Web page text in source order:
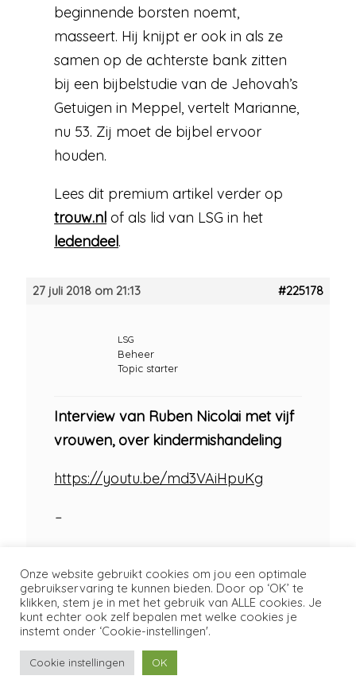
beginnende borsten noemt,
masseert. Hij knijpt er ook in als ze
samen op de achterste bank zitten
bij een bijbelstudie van de Jehovah’s
Getuigen in Meppel, vertelt Marianne,
nu 53. Zij moet de bijbel ervoor
houden.
Lees dit premium artikel verder op
trouw.nl of als lid van LSG in het
ledendeel.
27 juli 2018 om 21:13 #225178
LSG
Beheer
Topic starter
Interview van Ruben Nicolai met vijf
vrouwen, over kindermishandeling
https://youtu.be/md3VAiHpuKg
–
7 augustus 2018 om 20:44 #225734
Luka
Moderator
Onze website gebruikt cookies om jou een optimale
gebruikservaring te kunnen bieden. Door op ‘OK’ te
klikken, stem je in met het gebruik van ALLE cookies. Je
kunt echter ook zelf bepalen met welke cookies je
instemt onder ‘Cookie-instellingen'.
Cookie instellingen OK